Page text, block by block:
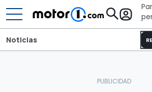
Noticias